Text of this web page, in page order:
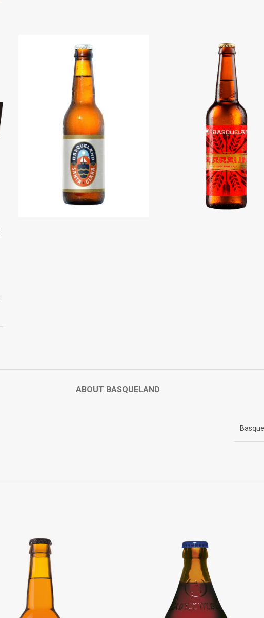
ABOUT BASQUELAND